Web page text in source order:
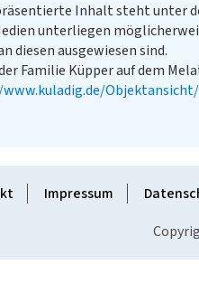
Inhalt steht unter
unterliegen
diesen ausgewiesen sind.
Familie Küpper auf dem
Objektansicht/
Impressum